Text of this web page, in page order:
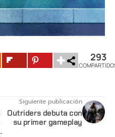
293
Siguiente publicación
Outriders debuta con
su primer gameplay